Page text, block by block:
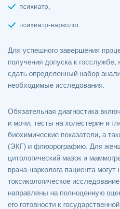
психиатр,
психиатр-нарколог.
Для успешного завершения
получения допуска к госслужбе,
сдать определенный набор
необходимые исследования.
Обязательная диагностика
и мочи, тесты на холестерин и
биохимические показатели, а
(ЭКГ) и флюорографию. Для
цитологический мазок и
врача-нарколога пациента могут
токсикологическое
направлены на полноценную
его готовности к